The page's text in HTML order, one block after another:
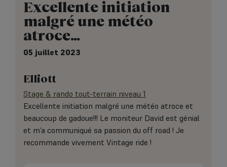
Excellente initiation
malgré une météo
atroce…
05 juillet 2023
Elliott
Stage & rando tout-terrain niveau 1
Excellente initiation malgré une météo atroce et
beaucoup de gadoue!!! Le moniteur David est génial
et m’a communiqué sa passion du off road ! Je
recommande vivement Vintage ride !